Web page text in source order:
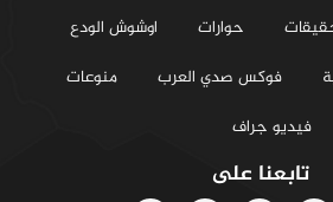
حوارات
اوشوش الودع
فوكس صدي العرب
منوعات
فيديو جراف
تابعنا على